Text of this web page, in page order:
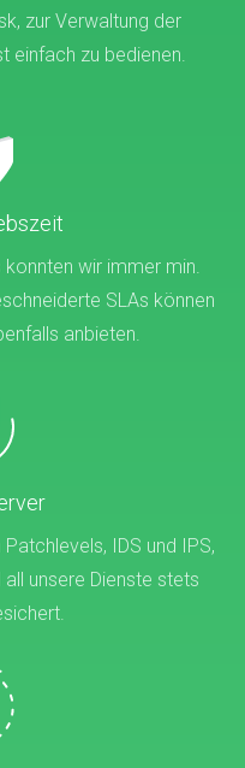
zur Verwaltung der
einfach zu bedienen.
wir immer min.
SLAs können
anbieten.
IDS und IPS,
unsere Dienste stets